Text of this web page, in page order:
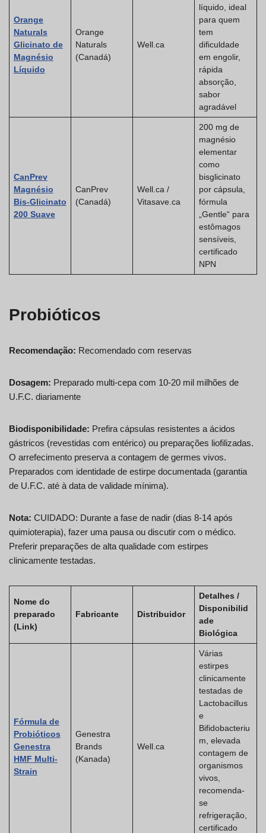
Orange
Naturals
Glicinato de
Magnésio
Líquido
Orange
Naturals
(Canadá)
Well.ca
líquido, ideal
para quem
tem
dificuldade
em engolir,
rápida
absorção,
sabor
agradável
CanPrev
Magnésio
Bis-Glicinato
200 Suave
CanPrev
(Canadá)
Well.ca /
Vitasave.ca
200 mg de
magnésio
elementar
como
bisglicinato
por cápsula,
fórmula
„Gentle“ para
estômagos
sensíveis,
certificado
NPN
Probióticos
Recomendação: Recomendado com reservas
Dosagem: Preparado multi-cepa com 10-20 mil milhões de
U.F.C. diariamente
Biodisponibilidade: Prefira cápsulas resistentes a ácidos
gástricos (revestidas com entérico) ou preparações liofilizadas.
O arrefecimento preserva a contagem de germes vivos.
Preparados com identidade de estirpe documentada (garantia
de U.F.C. até à data de validade mínima).
Nota: CUIDADO: Durante a fase de nadir (dias 8-14 após
quimioterapia), fazer uma pausa ou discutir com o médico.
Preferir preparações de alta qualidade com estirpes
clinicamente testadas.
Nome do
preparado
(Link)
Fabricante Distribuidor
Detalhes /
Disponibilid
ade
Biológica
Fórmula de
Probióticos
Genestra
HMF Multi-
Strain
Genestra
Brands
(Kanada)
Well.ca
Várias
estirpes
clinicamente
testadas de
Lactobacillus
e
Bifidobacteriu
m, elevada
contagem de
organismos
vivos,
recomenda-
se
refrigeração,
certificado